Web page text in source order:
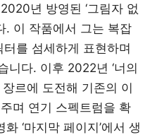
년 방영된 ‘그림자 없
. 이 작품에서 그는 복잡
를 섬세하게 표현하며
니다. 이후 2022년 ‘너의
르에 도전해 기존의 이
며 연기 스펙트럼을 확
‘마지막 페이지’에서 생